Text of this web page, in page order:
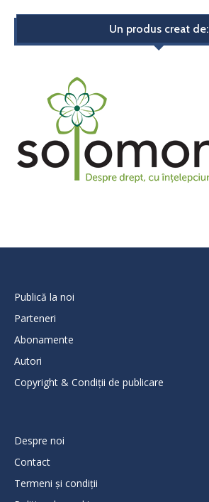
Un produs creat de:
Publică la noi
Parteneri
Abonamente
Autori
Copyright & Condiții de publicare
Despre noi
Contact
Termeni și condiții